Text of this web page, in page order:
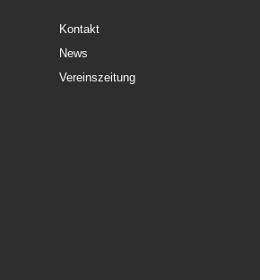
Kontakt
News
Vereinszeitung